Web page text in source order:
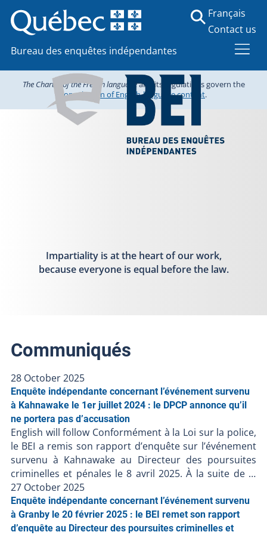
Bureau des enquêtes indépendantes
Français
Contact us
The Charter of the French languageand its regulations govern the
consultation of English-language content.
Impartiality is at the heart of our work,
because everyone is equal before the law.
Communiqués
28 October 2025
Enquête indépendante concernant l’événement survenu
à Kahnawake le 1er juillet 2024 : le DPCP annonce qu’il
ne portera pas d’accusation
English will follow Conformément à la Loi sur la police,
le BEI a remis son rapport d’enquête sur l’événement
survenu à Kahnawake au Directeur des poursuites
criminelles et pénales le 8 avril 2025. À la suite de la
décision du DPCP de ne pas porter d’accusation
contre les policiers, et en l’absence de faits nouveaux,
le BEI ferme le dossier BEI-240701-001. Puisque des
accusations ont été portées contre une personne
27 October 2025
Enquête indépendante concernant l’événement survenu
à Granby le 20 février 2025 : le BEI remet son rapport
d’enquête au Directeur des poursuites criminelles et